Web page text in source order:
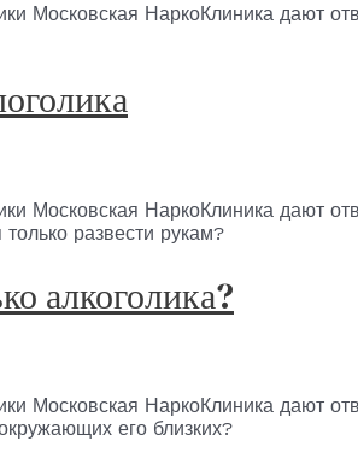
Московская НаркоКлиника дают
Московская НаркоКлиника дают
развести рукам?
алкоголика?
Московская НаркоКлиника дают
его близких?